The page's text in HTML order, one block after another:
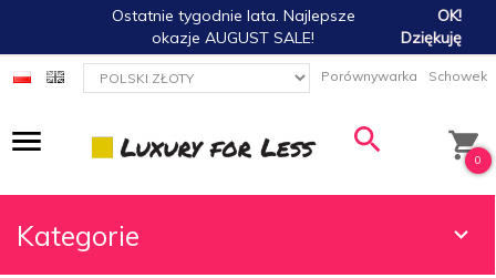
Ostatnie tygodnie lata. Najlepsze
okazje AUGUST SALE!
OK!
Dziękuję
currency_h Porównywarka Schowek
0
Kategorie